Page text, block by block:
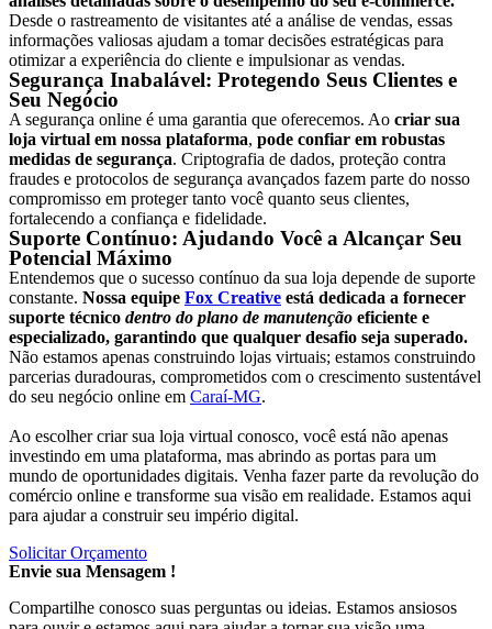
Desde o rastreamento de visitantes até a análise de vendas, essas
informações valiosas ajudam a tomar decisões estratégicas para
otimizar a experiência do cliente e impulsionar as vendas.
Segurança Inabalável: Protegendo Seus Clientes e
Seu Negócio
A segurança online é uma garantia que oferecemos. Ao criar sua
loja virtual em nossa plataforma, pode confiar em robustas
medidas de segurança. Criptografia de dados, proteção contra
fraudes e protocolos de segurança avançados fazem parte do nosso
compromisso em proteger tanto você quanto seus clientes,
fortalecendo a confiança e fidelidade.
Suporte Contínuo: Ajudando Você a Alcançar Seu
Potencial Máximo
Entendemos que o sucesso contínuo da sua loja depende de suporte
constante. Nossa equipe Fox Creative está dedicada a fornecer
suporte técnico dentro do plano de manutenção eficiente e
especializado, garantindo que qualquer desafio seja superado.
Não estamos apenas construindo lojas virtuais; estamos construindo
parcerias duradouras, comprometidos com o crescimento sustentável
do seu negócio online em Caraí-MG.
Ao escolher criar sua loja virtual conosco, você está não apenas
investindo em uma plataforma, mas abrindo as portas para um
mundo de oportunidades digitais. Venha fazer parte da revolução do
comércio online e transforme sua visão em realidade. Estamos aqui
para ajudar a construir seu império digital.
Solicitar Orçamento
Envie sua Mensagem !
Compartilhe conosco suas perguntas ou ideias. Estamos ansiosos